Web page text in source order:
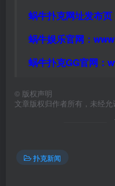
蜗牛扑克网址发布页
蜗牛娱乐官网：
蜗牛扑克GG官网：
© 版权声明
文章版权归作者所有，未经允
扑克新闻